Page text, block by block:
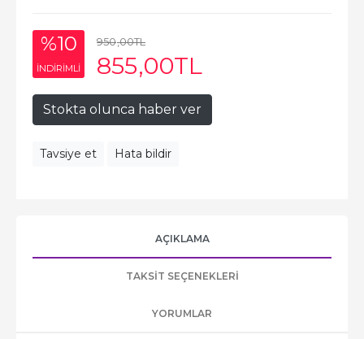
%10
INDIRIMLI
950,00TL
855,00TL
Stokta olunca haber ver
Tavsiye et Hata bildir
AÇIKLAMA
TAKSIT SEÇENEKLERI
YORUMLAR